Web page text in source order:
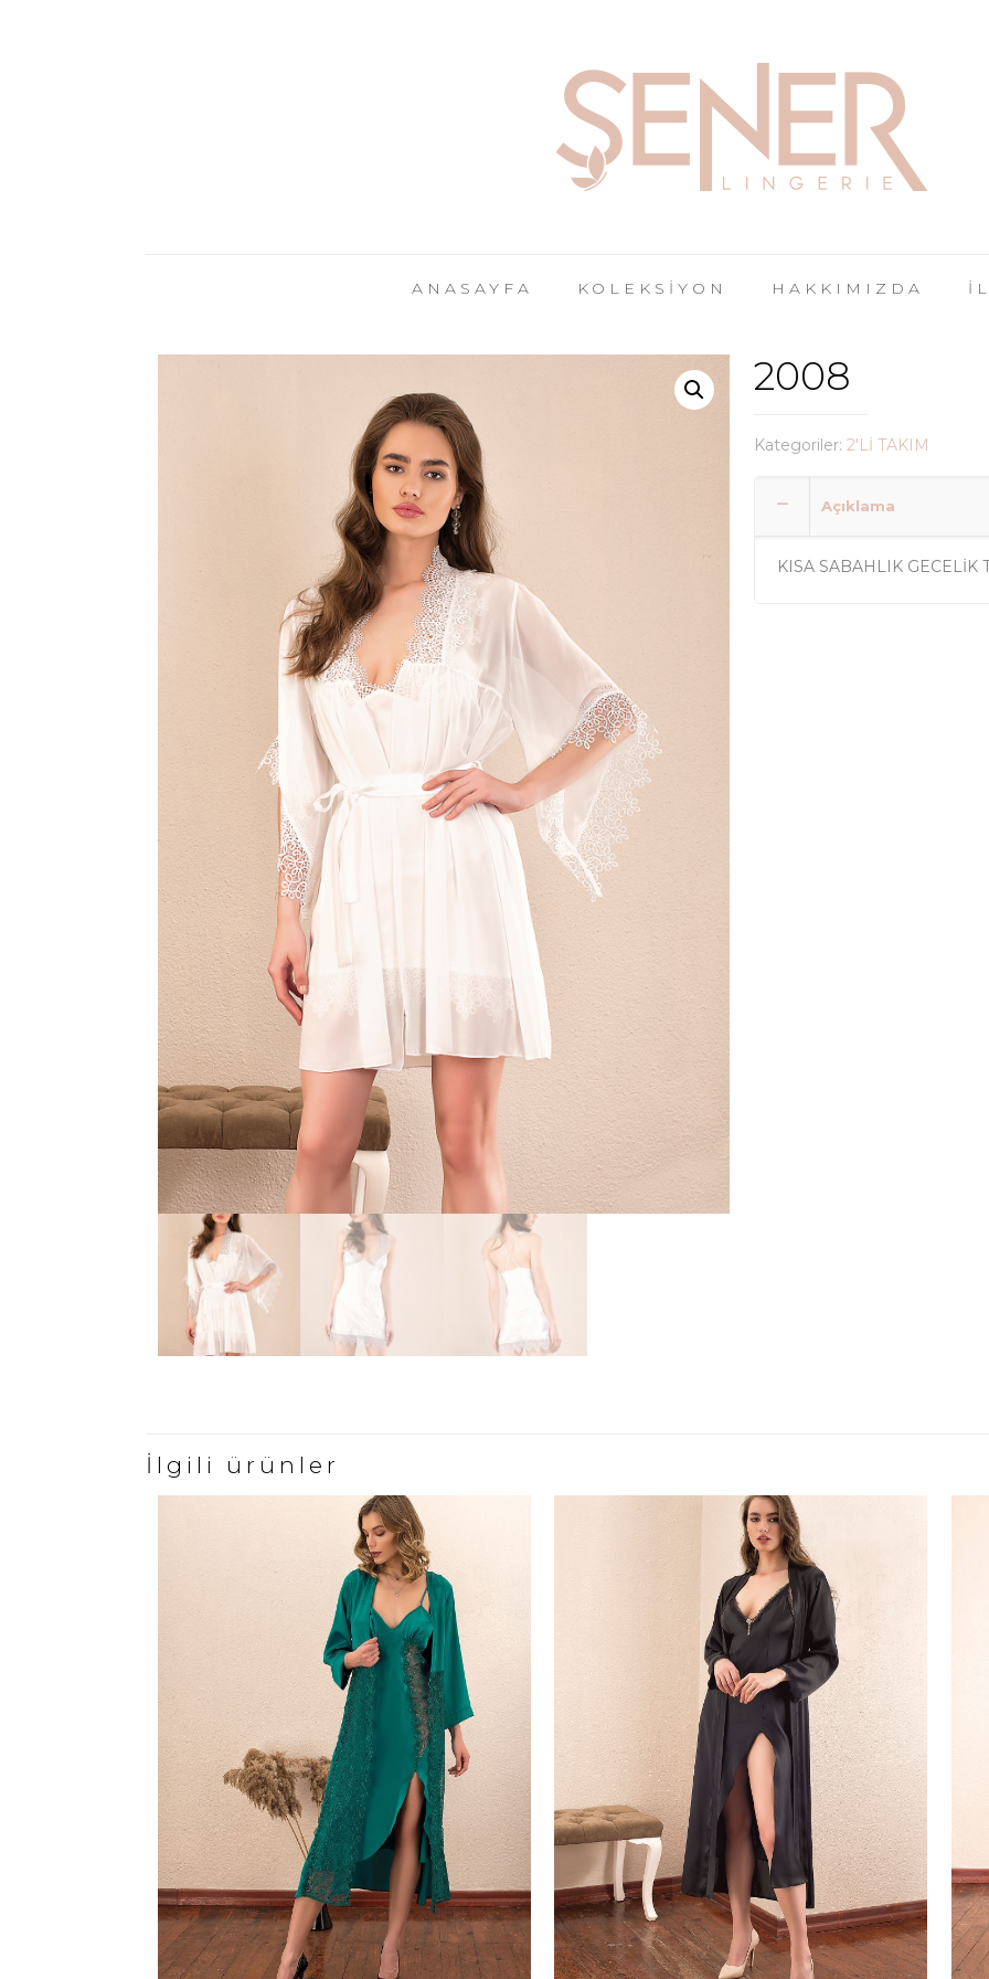
ANASAYFA KOLEKSİYON HAKKIMIZDA
2008
Kategoriler: 2'Lİ TAKIM
Açıklama
KISA SABAHLIK GECELİK
İlgili ürünler